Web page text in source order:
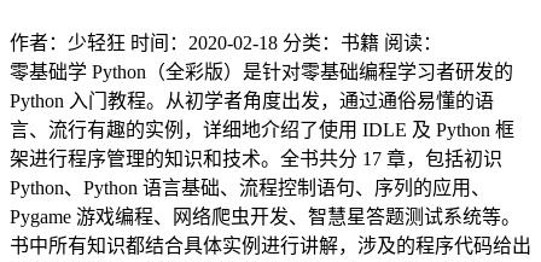
作者：少轻狂 时间：2020-02-18 分类：书籍 阅读：
零基础学 Python（全彩版）是针对零基础编程学习者研发的
Python 入门教程。从初学者角度出发，通过通俗易懂的语
言、流行有趣的实例，详细地介绍了使用 IDLE 及 Python 框
架进行程序管理的知识和技术。全书共分 17 章，包括初识
Python、Python 语言基础、流程控制语句、序列的应用、
Pygame 游戏编程、网络爬虫开发、智慧星答题测试系统等。
书中所有知识都结合具体实例进行讲解，涉及的程序代码给出